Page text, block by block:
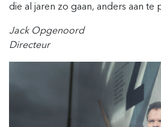
die al jaren zo gaan, anders aan te
Jack Opgenoord
Directeur